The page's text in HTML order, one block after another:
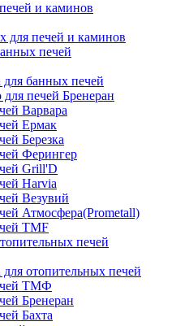
и каминов
для печей и каминов
печей
для банных печей
для печей Бренеран
Варвара
Ермак
Березка
Ферингер
Grill'D
Harvia
Везувий
Атмосфера(Prometall)
TMF
печей
для отопительных печей
ТМФ
Бренеран
Бахта